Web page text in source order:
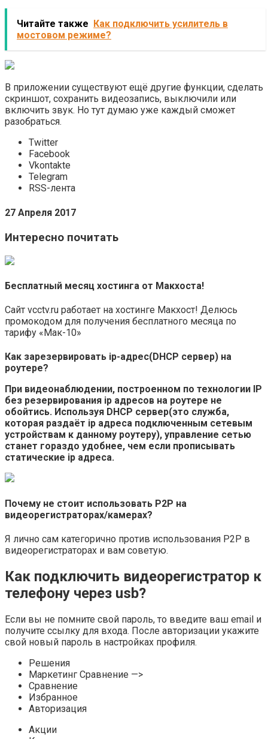
Читайте также
Как подключить усилитель в
мостовом режиме?
В приложении существуют ещё другие функции, сделать
скриншот, сохранить видеозапись, выключили или
включить звук. Но тут думаю уже каждый сможет
разобраться.
Twitter
Facebook
Vkontakte
Telegram
RSS-лента
27 Апреля 2017
Интересно почитать
Бесплатный месяц хостинга от Макхоста!
Сайт vcctv.ru работает на хостинге Макхост! Делюсь
промокодом для получения бесплатного месяца по
тарифу «Мак-10»
Как зарезервировать ip-адрес(DHCP сервер) на
роутере?
При видеонаблюдении, построенном по технологии IP
без резервирования ip адресов на роутере не
обойтись. Используя DHCP сервер(это служба,
которая раздаёт ip адреса подключенным сетевым
устройствам к данному роутеру), управление сетью
станет гораздо удобнее, чем если прописывать
статические ip адреса.
Почему не стоит использовать P2P на
видеорегистраторах/камерах?
Я лично сам категорично против использования P2P в
видеорегистраторах и вам советую.
Как подключить видеорегистратор к
телефону через usb?
Если вы не помните свой пароль, то введите ваш email и
получите ссылку для входа. После авторизации укажите
свой новый пароль в настройках профиля.
Решения
Маркетинг Сравнение —>
Сравнение
Избранное
Авторизация
Акции